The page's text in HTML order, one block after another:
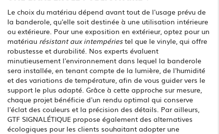
Le choix du matériau dépend avant tout de l'usage prévu de
la banderole, qu'elle soit destinée à une utilisation intérieure
ou extérieure. Pour une exposition en extérieur, optez pour un
matériau résistant aux intempériestel que le vinyle, qui offre
robustesse et durabilité. Nos experts évaluent
minutieusement l'environnement dans lequel la banderole
sera installée, en tenant compte de la lumière, de l'humidité
et des variations de température, afin de vous guider vers le
support le plus adapté. Grâce à cette approche sur mesure,
chaque projet bénéficie d'un rendu optimal qui conserve
l'éclat des couleurs et la précision des détails. Par ailleurs,
GTF SIGNALÉTIQUE propose également des alternatives
écologiques pour les clients souhaitant adopter une